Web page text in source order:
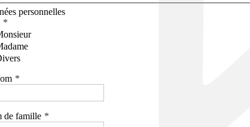
personnelles
de famille